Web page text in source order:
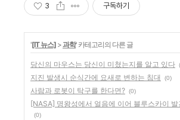
3 구독하기
'[IT 뉴스] >과학' 카테고리의 다른 글
당신의 마우스는 당신이 미쳤는지를 알고 있다
지진 발생시 순식간에 요새로 변하는 침대 (0)
사람과 로봇이 탁구를 한다면? (0)
[NASA] 명왕성에서 얼음에 이어 블루스카이 발
(0)